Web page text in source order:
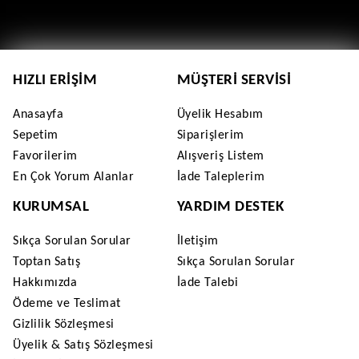
HIZLI ERIŞIM
Anasayfa
Sepetim
Favorilerim
En Çok Yorum Alanlar
MÜŞTERI SERVISI
Üyelik Hesabım
Siparişlerim
Alışveriş Listem
İade Taleplerim
KURUMSAL
Sıkça Sorulan Sorular
Toptan Satış
Hakkımızda
Ödeme ve Teslimat
Gizlilik Sözleşmesi
Üyelik & Satış Sözleşmesi
YARDIM DESTEK
İletişim
Sıkça Sorulan Sorular
İade Talebi